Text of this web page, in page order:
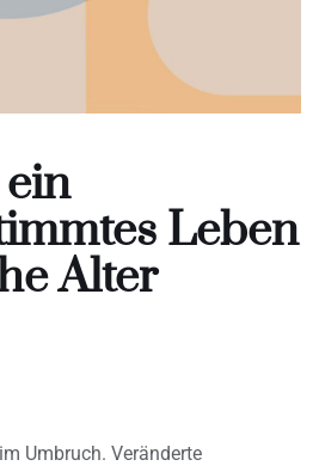
Leben
Alter
Umbruch. Veränderte